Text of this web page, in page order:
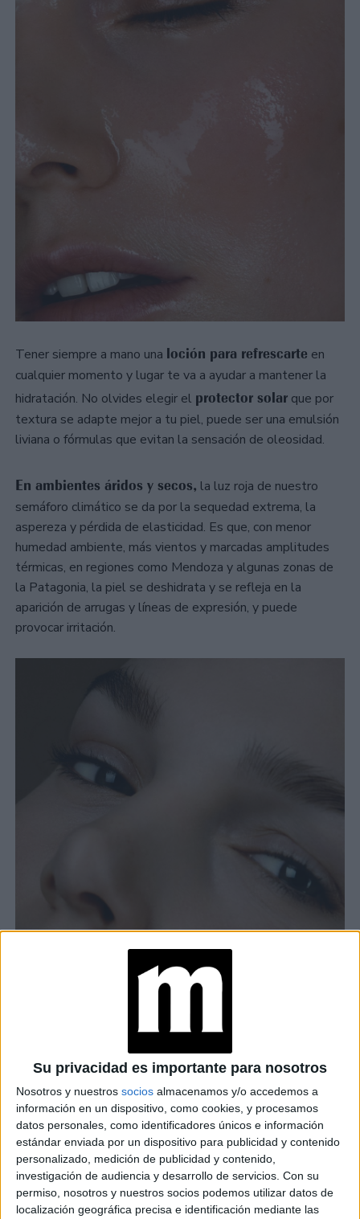
Su privacidad es importante para nosotros
Nosotros y nuestros socios almacenamos y/o accedemos a
información en un dispositivo, como cookies, y procesamos
datos personales, como identificadores únicos e información
estándar enviada por un dispositivo para publicidad y contenido
personalizado, medición de publicidad y contenido,
investigación de audiencia y desarrollo de servicios. Con su
permiso, nosotros y nuestros socios podemos utilizar datos de
localización geográfica precisa e identificación mediante las
Tener siempre a mano una loción para refrescarte en
cualquier momento y lugar te va a ayudar a mantener la
hidratación. No olvides elegir el protector solar que por
textura se adapte mejor a tu piel, puede ser una emulsión
liviana o fórmulas que evitan la sensación de oleosidad.
En ambientes áridos y secos, la luz roja de nuestro
semáforo climático se da por la sequedad extrema, la
aspereza y pérdida de elasticidad. Es que, con menor
humedad ambiente, más vientos y marcadas amplitudes
térmicas, en regiones como Mendoza y algunas zonas de
la Patagonia, la piel se deshidrata y se refleja en la
aparición de arrugas y líneas de expresión, y puede
provocar irritación.
¿Y la luz verde? Nos la dará limpiar el rostro cuidando el
equilibrio de la microbiota y la hidratación profunda. Para el
primer paso los productos que contienen prebióticos, que
hidratan y equilibran la flora microbiana de la piel son los
indicados. Parahumectar e hidratar, son ideales los